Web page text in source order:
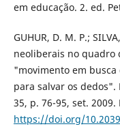
em educação. 2. ed.
GUHUR, D. M. P.;
neoliberais no quadro
"movimento em
para salvar os dedos".
35, p. 76-95, set. 2009.
https://doi.org/